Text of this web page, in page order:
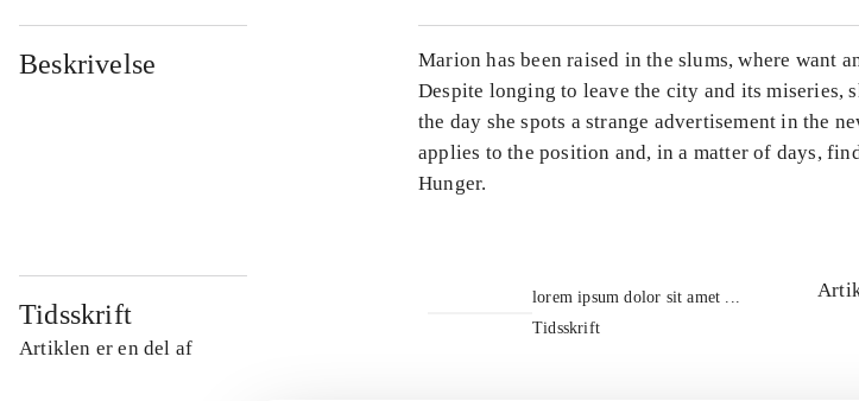
Beskrivelse
Marion has been raised in the slums, where want
Despite longing to leave the city and its miseries,
the day she spots a strange advertisement in the
applies to the position and, in a matter of days,
Hunger.
Tidsskrift
Artiklen er en del af
lorem ipsum dolor sit amet ...
Tidsskrift